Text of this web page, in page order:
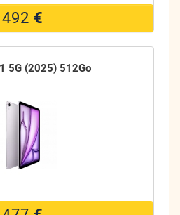
492 €
5G (2025) 512Go